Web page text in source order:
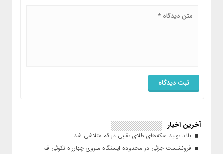
آخرین اخبار
باند تولید سکه‌های طلای تقلبی در قم متلاشی شد
فرونشست جزئی در محدوده ایستگاه متروی چهارراه نکوئی قم